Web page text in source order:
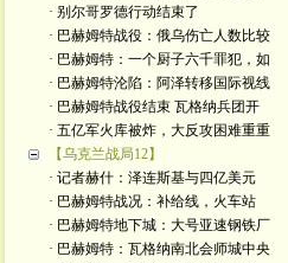
· 别尔哥罗德行动结束了
· 巴赫姆特战役：俄乌伤亡人数比较
· 巴赫姆特：一个厨子六千罪犯，如
· 巴赫姆特沦陷：阿泽转移国际视线
· 巴赫姆特战役结束 瓦格纳兵团开
· 五亿军火库被炸，大反攻困难重重
【乌克兰战局12】
· 记者赫什：泽连斯基与四亿美元
· 巴赫姆特战况：补给线，火车站
· 巴赫姆特地下城：大号亚速钢铁厂
· 巴赫姆特：瓦格纳南北会师城中央